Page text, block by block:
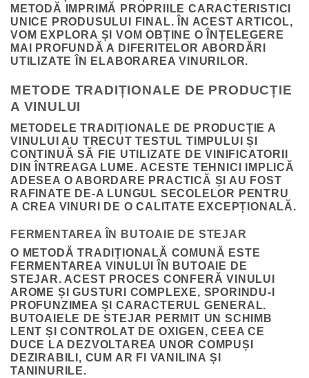
METODĂ IMPRIMĂ PROPRIILE CARACTERISTICI
UNICE PRODUSULUI FINAL. ÎN ACEST ARTICOL,
VOM EXPLORA ȘI VOM OBȚINE O ÎNȚELEGERE
MAI PROFUNDĂ A DIFERITELOR ABORDĂRI
UTILIZATE ÎN ELABORAREA VINURILOR.
METODE TRADIȚIONALE DE PRODUCȚIE
A VINULUI
METODELE TRADIȚIONALE DE PRODUCȚIE A
VINULUI AU TRECUT TESTUL TIMPULUI ȘI
CONTINUĂ SĂ FIE UTILIZATE DE VINIFICATORII
DIN ÎNTREAGA LUME. ACESTE TEHNICI IMPLICĂ
ADESEA O ABORDARE PRACTICĂ ȘI AU FOST
RAFINATE DE-A LUNGUL SECOLELOR PENTRU
A CREA VINURI DE O CALITATE EXCEPȚIONALĂ.
FERMENTAREA ÎN BUTOAIE DE STEJAR
O METODĂ TRADIȚIONALĂ COMUNĂ ESTE
FERMENTAREA VINULUI ÎN BUTOAIE DE
STEJAR. ACEST PROCES CONFERĂ VINULUI
AROME ȘI GUSTURI COMPLEXE, SPORINDU-I
PROFUNZIMEA ȘI CARACTERUL GENERAL.
BUTOAIELE DE STEJAR PERMIT UN SCHIMB
LENT ȘI CONTROLAT DE OXIGEN, CEEA CE
DUCE LA DEZVOLTAREA UNOR COMPUȘI
DEZIRABILI, CUM AR FI VANILINA ȘI
TANINURILE.